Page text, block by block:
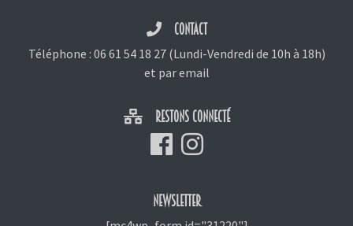
CONTACT
Téléphone : 06 61 54 18 27(Lundi-Vendredi de 10h à 18h)
et par email
RESTONS CONNECTÉ
NEWSLETTER